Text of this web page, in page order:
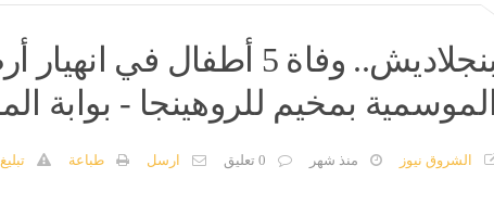
بنجلاديش.. وفاة 5 أطفال
الموسمية بمخيم للروهينجا - بوابة
الشروق نيوز منذ شهر 0 تعليق ارسل طباعة تبليغ